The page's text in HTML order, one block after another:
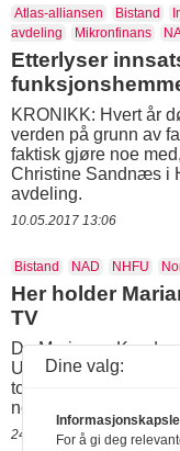
Atlas-alliansen Bistand
avdeling
Mikronfinans
Etterlyser
KRONIKK: Hvert år
verden på grunn av
faktisk gjøre noe
Christine Sandnæs i
avdeling.
10.05.2017 13:06
Bistand NAD NHFU
Her holder
TV
Da Marianne
Ungdom fikk
tok hun et kraftig
nektes skolegang.
24.02.2017 13:18
Dine valg:
For å gi deg